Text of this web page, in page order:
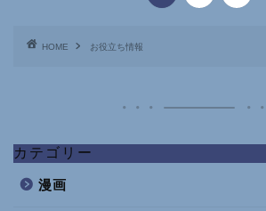
HOME お役立ち情報
カテゴリー
漫画